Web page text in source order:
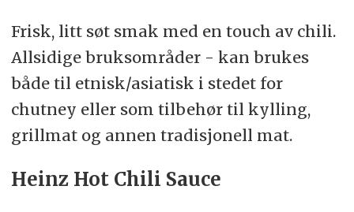
Frisk, litt søt smak med en touch av chili.
Allsidige bruksområder - kan brukes
både til etnisk/asiatisk i stedet for
chutney eller som tilbehør til kylling,
grillmat og annen tradisjonell mat.
Heinz Hot Chili Sauce